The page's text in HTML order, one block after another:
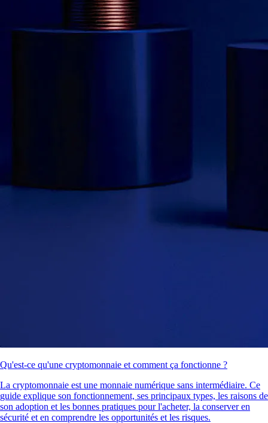
Qu'est-ce qu'une cryptomonnaie et comment ça fonctionne ?
La cryptomonnaie est une monnaie numérique sans intermédiaire. Ce
guide explique son fonctionnement, ses principaux types, les raisons de
son adoption et les bonnes pratiques pour l'acheter, la conserver en
sécurité et en comprendre les opportunités et les risques.